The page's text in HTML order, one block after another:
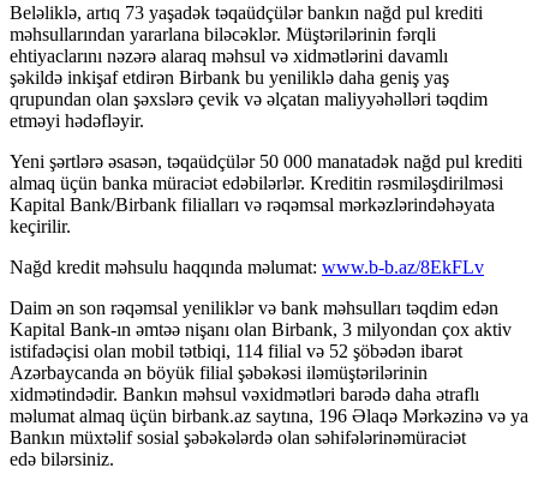
Beləliklə, artıq 73 yaşadək təqaüdçülər bankın nağd pul krediti
məhsullarından yararlana biləcəklər. Müştərilərinin fərqli
ehtiyaclarını nəzərə alaraq məhsul və xidmətlərini davamlı
şəkildə inkişaf etdirən Birbank bu yeniliklə daha geniş yaş
qrupundan olan şəxslərə çevik və əlçatan maliyyəhəlləri təqdim
etməyi hədəfləyir.
Yeni şərtlərə əsasən, təqaüdçülər 50 000 manatadək nağd pul krediti
almaq üçün banka müraciət edəbilərlər. Kreditin rəsmiləşdirilməsi
Kapital Bank/Birbank filialları və rəqəmsal mərkəzlərindəhəyata
keçirilir.
Nağd kredit məhsulu haqqında məlumat: www.b-b.az/8EkFLv
Daim ən son rəqəmsal yeniliklər və bank məhsulları təqdim edən
Kapital Bank-ın əmtəə nişanı olan Birbank, 3 milyondan çox aktiv
istifadəçisi olan mobil tətbiqi, 114 filial və 52 şöbədən ibarət
Azərbaycanda ən böyük filial şəbəkəsi iləmüştərilərinin
xidmətindədir. Bankın məhsul vəxidmətləri barədə daha ətraflı
məlumat almaq üçün birbank.az saytına, 196 Əlaqə Mərkəzinə və ya
Bankın müxtəlif sosial şəbəkələrdə olan səhifələrinəmüraciət
edə bilərsiniz.